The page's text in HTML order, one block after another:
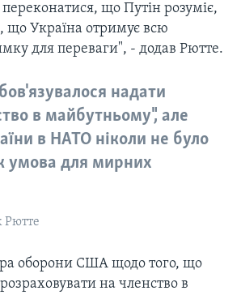
переконатися, що Путін розуміє,
що Україна отримує всю
для переваги", - додав Рютте.
надати
в майбутньому", але
в НАТО ніколи не було
умова для мирних
Рютте
оборони США щодо того, що
на членство в